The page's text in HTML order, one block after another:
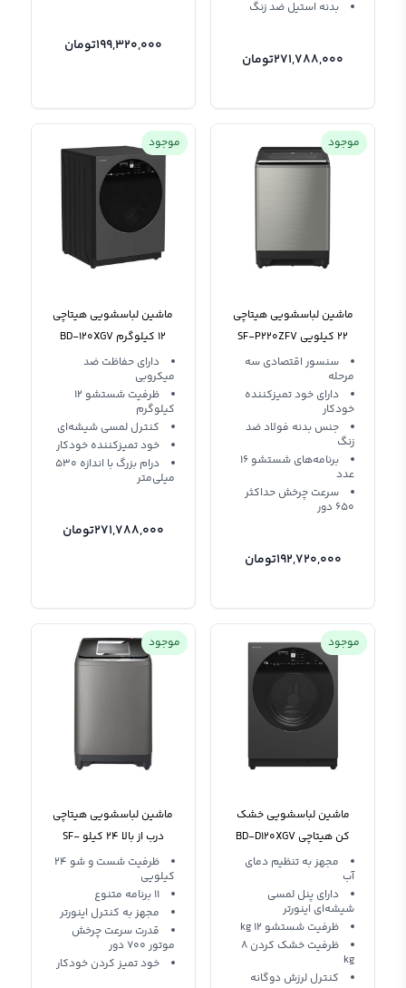
بدنه استیل ضد زنگ
271,788,000تومان
199,320,000تومان
موجود
ماشین لباسشویی هیتاچی
22 کیلویی SF-P220ZFV
سنسور اقتصادی سه
مرحله‌
دارای خود تمیزکننده
خودکار
جنس بدنه فولاد ضد
زنگ
برنامه‌های شستشو 16
عدد
سرعت چرخش حداکثر
650 دور
192,720,000تومان
موجود
ماشین لباسشویی هیتاچی
12 کیلوگرم BD-120XGV
3CQ
دارای حفاظت ضد
میکروبی
ظرفیت شستشو 12
کیلوگرم
کنترل لمسی شیشه‌ای
خود تمیزکننده خودکار
درام بزرگ با اندازه 530
میلی‌متر
271,788,000تومان
موجود
ماشین لباسشویی خشک
کن هیتاچی BD-D120XGV
مجهز به تنظیم دمای
آب
دارای پنل لمسی
شیشه‌ای اینورتر
ظرفیت شستشو 12 kg
ظرفیت خشک کردن 8
kg
کنترل لرزش دوگانه
موجود
ماشین لباسشویی هیتاچی
درب از بالا 24 کیلو SF-
P240XWV
ظرفیت شست و شو 24
کیلویی
11 برنامه متنوع
مجهز به کنترل اینورتر
قدرت سرعت چرخش
موتور 700 دور
خود تمیز کردن خودکار